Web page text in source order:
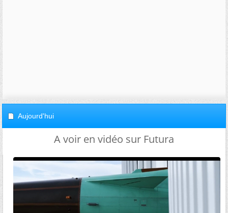
Aujourd'hui
A voir en vidéo sur Futura